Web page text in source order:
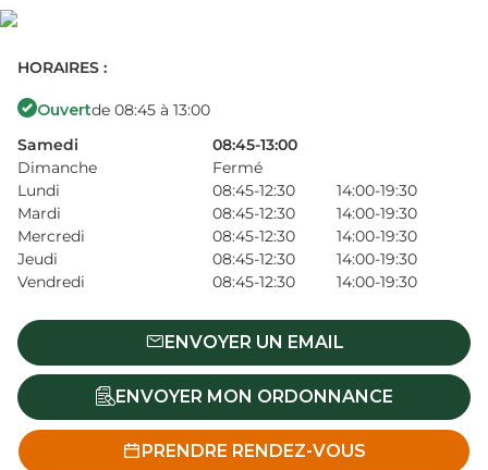
HORAIRES :
Ouvertde 08:45 à 13:00
Samedi
08:45-13:00
Dimanche
Fermé
Lundi
08:45-12:30
14:00-19:30
Mardi
08:45-12:30
14:00-19:30
Mercredi
08:45-12:30
14:00-19:30
Jeudi
08:45-12:30
14:00-19:30
Vendredi
08:45-12:30 14:00-19:30
ENVOYER UN EMAIL
ENVOYER MON ORDONNANCE
PRENDRE RENDEZ-VOUS